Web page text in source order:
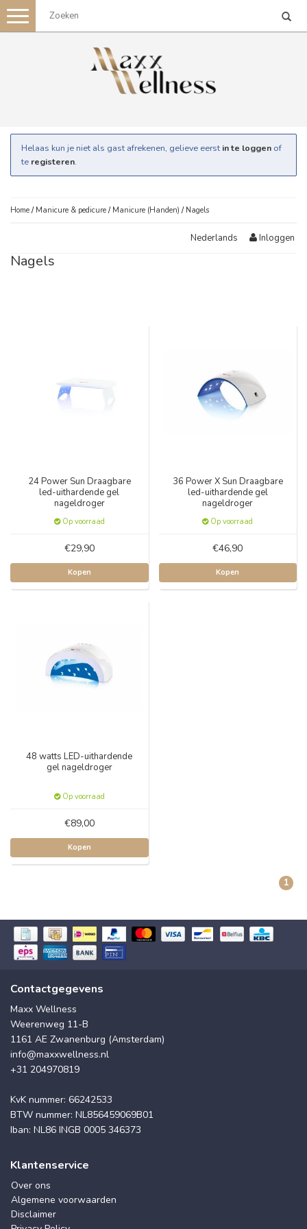
Toggle
navigation
Helaas kun je niet als gast afrekenen, gelieve eerst in te loggen of
te registeren.
Home / Manicure & pedicure / Manicure (Handen) / Nagels
Nederlands Inloggen
Nagels
24 Power Sun Draagbare
led-uithardende gel
nageldroger
Op voorraad
€29,90
Kopen
36 Power X Sun Draagbare
led-uithardende gel
nageldroger
Op voorraad
€46,90
Kopen
48 watts LED-uithardende
gel nageldroger
Op voorraad
€89,00
Kopen
1
Contactgegevens
Maxx Wellness
Weerenweg 11-B
1161 AE Zwanenburg (Amsterdam)
info@maxxwellness.nl
+31 204970819
KvK nummer: 66242533
BTW nummer: NL856459069B01
Iban: NL86 INGB 0005 346373
Klantenservice
Over ons
Algemene voorwaarden
Disclaimer